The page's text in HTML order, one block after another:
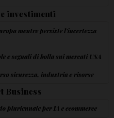
investimenti
mentre persiste l'incertezza
e segnali di bolla sui mercati USA
sicurezza, industria e risorse
Business
pluriennale per IA e ecommerce